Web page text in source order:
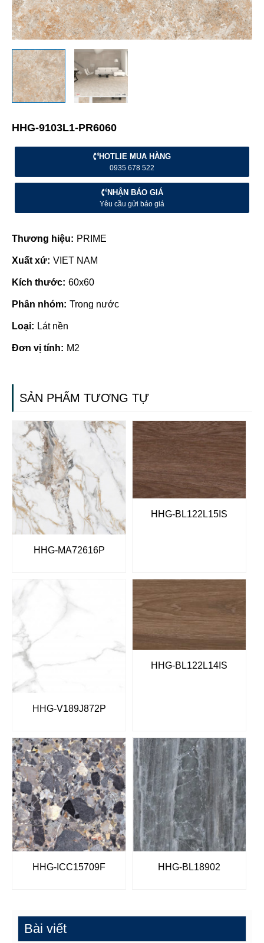
HHG-9103L1-PR6060
HOTLIE MUA HÀNG
0935 678 522
NHẬN BÁO GIÁ
Yêu cầu gửi báo giá
Thương hiệu: PRIME
Xuất xứ: VIET NAM
Kích thước: 60x60
Phân nhóm: Trong nước
Loại: Lát nền
Đơn vị tính: M2
SẢN PHẨM TƯƠNG TỰ
HHG-MA72616P
HHG-BL122L15IS
HHG-V189J872P
HHG-BL122L14IS
HHG-ICC15709F HHG-BL18902
Bài viết